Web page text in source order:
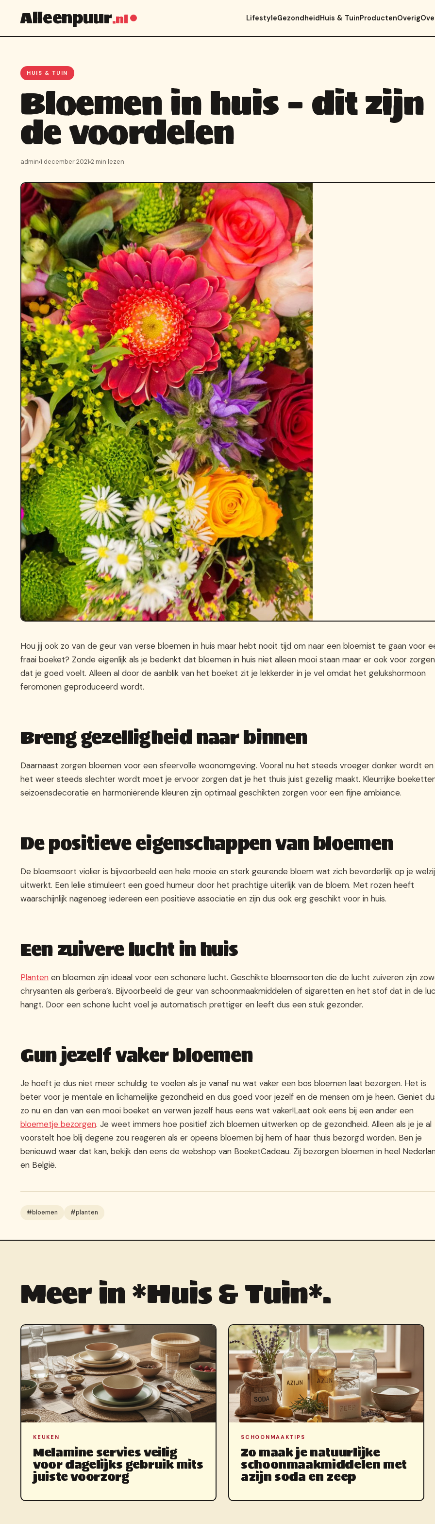
Alleenpuur.nl LifestyleGezondheidHuis & TuinProductenOverig
HUIS & TUIN
Bloemen in huis – dit zijn
de voordelen
admin 1 december 2021 2 min lezen
Hou jij ook zo van de geur van verse bloemen in huis maar hebt nooit tijd om naar een bloemist te gaan voor
fraai boeket? Zonde eigenlijk als je bedenkt dat bloemen in huis niet alleen mooi staan maar er ook voor zorgen
dat je goed voelt. Alleen al door de aanblik van het boeket zit je lekkerder in je vel omdat het gelukshormoon
feromonen geproduceerd wordt.
Breng gezelligheid naar binnen
Daarnaast zorgen bloemen voor een sfeervolle woonomgeving. Vooral nu het steeds vroeger donker wordt en
het weer steeds slechter wordt moet je ervoor zorgen dat je het thuis juist gezellig maakt. Kleurrijke
seizoensdecoratie en harmoniërende kleuren zijn optimaal geschikten zorgen voor een fijne ambiance.
De positieve eigenschappen van bloemen
De bloemsoort violier is bijvoorbeeld een hele mooie en sterk geurende bloem wat zich bevorderlijk op je
uitwerkt. Een lelie stimuleert een goed humeur door het prachtige uiterlijk van de bloem. Met rozen heeft
waarschijnlijk nagenoeg iedereen een positieve associatie en zijn dus ook erg geschikt voor in huis.
Een zuivere lucht in huis
Planten en bloemen zijn ideaal voor een schonere lucht. Geschikte bloemsoorten die de lucht zuiveren zijn
chrysanten als gerbera’s. Bijvoorbeeld de geur van schoonmaakmiddelen of sigaretten en het stof dat in de
hangt. Door een schone lucht voel je automatisch prettiger en leeft dus een stuk gezonder.
Gun jezelf vaker bloemen
Je hoeft je dus niet meer schuldig te voelen als je vanaf nu wat vaker een bos bloemen laat bezorgen. Het is
beter voor je mentale en lichamelijke gezondheid en dus goed voor jezelf en de mensen om je heen. Geniet
zo nu en dan van een mooi boeket en verwen jezelf heus eens wat vaker!Laat ook eens bij een ander een
bloemetje bezorgen. Je weet immers hoe positief zich bloemen uitwerken op de gezondheid. Alleen als je je al
voorstelt hoe blij degene zou reageren als er opeens bloemen bij hem of haar thuis bezorgd worden. Ben je
benieuwd waar dat kan, bekijk dan eens de webshop van BoeketCadeau. Zij bezorgen bloemen in heel
en België.
#bloemen #planten
Meer in *Huis & Tuin*.
KEUKEN
Melamine servies veilig
voor dagelijks gebruik mits
juiste voorzorg
SCHOONMAAKTIPS
Zo maak je natuurlijke
schoonmaakmiddelen met
azijn soda en zeep